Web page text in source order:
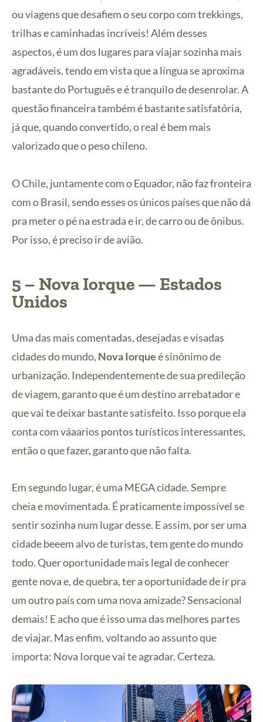
ou viagens que desafiem o seu corpo com trekkings,
trilhas e caminhadas incríveis! Além desses
aspectos, é um dos lugares para viajar sozinha mais
agradáveis, tendo em vista que a língua se aproxima
bastante do Português e é tranquilo de desenrolar. A
questão financeira também é bastante satisfatória,
já que, quando convertido, o real é bem mais
valorizado que o peso chileno.
O Chile, juntamente com o Equador, não faz fronteira
com o Brasil, sendo esses os únicos países que não dá
pra meter o pé na estrada e ir, de carro ou de ônibus.
Por isso, é preciso ir de avião.
5 – Nova Iorque— Estados
Unidos
Uma das mais comentadas, desejadas e visadas
cidades do mundo, Nova Iorqueé sinônimo de
urbanização. Independentemente de sua predileção
de viagem, garanto que é um destino arrebatador e
que vai te deixar bastante satisfeito. Isso porque ela
conta com váaarios pontos turísticos interessantes,
então o que fazer, garanto que não falta.
Em segundo lugar, é uma MEGA cidade. Sempre
cheia e movimentada. É praticamente impossível se
sentir sozinha num lugar desse. E assim, por ser uma
cidade beeem alvo de turistas, tem gente do mundo
todo. Quer oportunidade mais legal de conhecer
gente nova e, de quebra, ter a oportunidade de ir pra
um outro país com uma nova amizade? Sensacional
demais! E acho que é isso uma das melhores partes
de viajar. Mas enfim, voltando ao assunto que
importa: Nova Iorque vai te agradar. Certeza.